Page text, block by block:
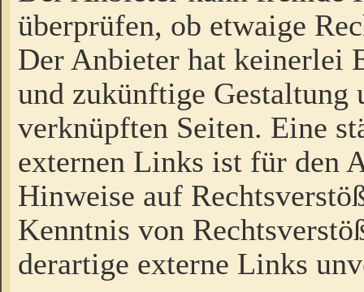
überprüfen, ob etwaige
Der Anbieter hat keinerlei
und zukünftige Gestaltung
verknüpften Seiten. Eine
externen Links ist für den
Hinweise auf
Kenntnis von
derartige externe Links